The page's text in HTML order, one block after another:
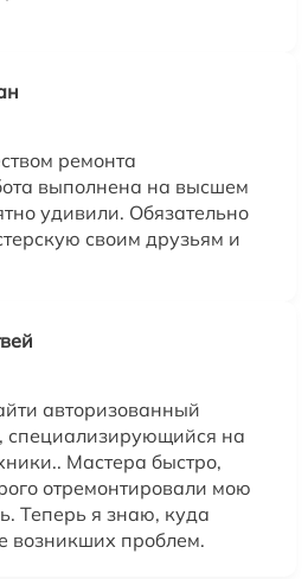
ремонта
выполнена на высшем
удивили. Обязательно
своим друзьям и
авторизованный
специализирующийся на
Мастера быстро,
отремонтировали мою
Теперь я знаю, куда
возникших проблем.